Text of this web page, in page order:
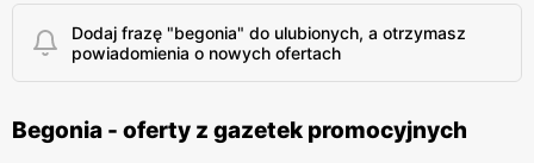
Dodaj frazę "begonia" do ulubionych, a otrzymasz
powiadomienia o nowych ofertach
Begonia - oferty z gazetek promocyjnych